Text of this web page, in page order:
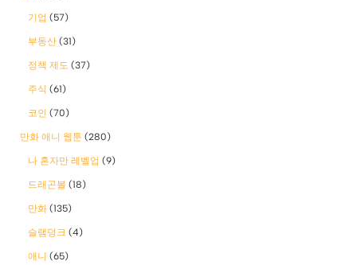
기업 (57)
부동산 (31)
정책 제도 (37)
주식 (61)
코인 (70)
만화 애니 웹툰 (280)
나 혼자만 레벨업 (9)
드래곤볼 (18)
만화 (135)
슬램덩크 (4)
애니 (65)